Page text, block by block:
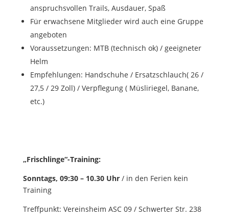
anspruchsvollen Trails, Ausdauer, Spaß
Für erwachsene Mitglieder wird auch eine Gruppe
angeboten
Voraussetzungen: MTB (technisch ok) / geeigneter
Helm
Empfehlungen: Handschuhe / Ersatzschlauch( 26 /
27,5 / 29 Zoll) / Verpflegung ( Müsliriegel, Banane,
etc.)
„Frischlinge“-Training:
Sonntags, 09:30 – 10.30 Uhr / in den Ferien kein
Training
Treffpunkt: Vereinsheim ASC 09 / Schwerter Str. 238